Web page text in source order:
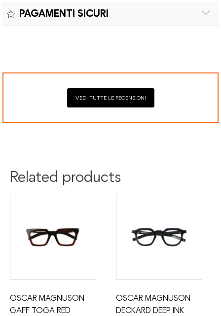
sostituzioni senza costi aggiuntivi.
spedizione e oneri doganali a carico del cliente.
PAGAMENTI SICURI
VEDI TUTTE LE RECENSIONI
Related products
OSCAR MAGNUSON
GAFF TOGA RED
OSCAR MAGNUSON
DECKARD DEEP INK